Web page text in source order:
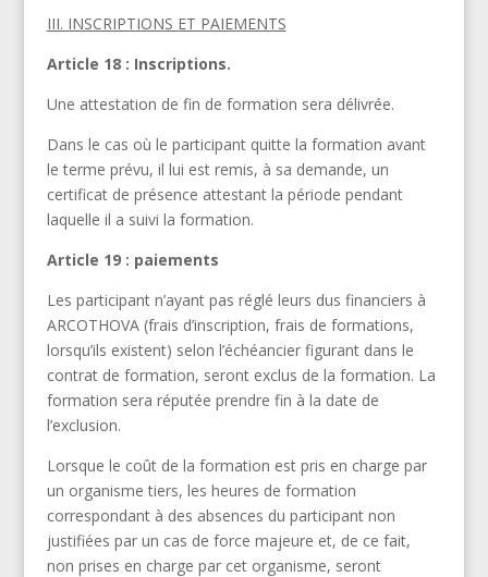
III. INSCRIPTIONS ET PAIEMENTS
Article 18 : Inscriptions.
Une attestation de fin de formation sera délivrée.
Dans le cas où le participant quitte la formation avant
le terme prévu, il lui est remis, à sa demande, un
certificat de présence attestant la période pendant
laquelle il a suivi la formation.
Article 19 : paiements
Les participant n’ayant pas réglé leurs dus financiers à
ARCOTHOVA (frais d’inscription, frais de formations,
lorsqu’ils existent) selon l’échéancier figurant dans le
contrat de formation, seront exclus de la formation. La
formation sera réputée prendre fin à la date de
l’exclusion.
Lorsque le coût de la formation est pris en charge par
un organisme tiers, les heures de formation
correspondant à des absences du participant non
justifiées par un cas de force majeure et, de ce fait,
non prises en charge par cet organisme, seront